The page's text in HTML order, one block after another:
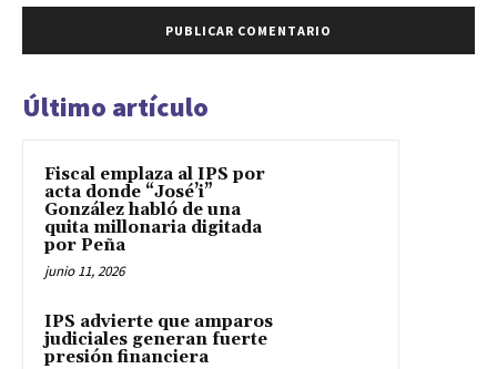
Último artículo
Fiscal emplaza al IPS por
acta donde “José’i”
González habló de una
quita millonaria digitada
por Peña
junio 11, 2026
IPS advierte que amparos
judiciales generan fuerte
presión financiera